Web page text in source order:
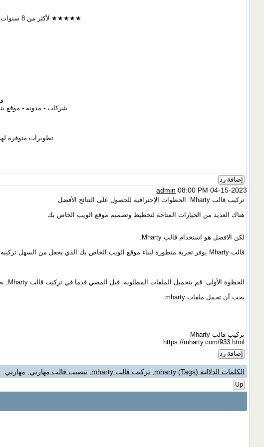
★★★★★ لأكثر من 8 سنوات، قالب مهارتي أصبح أداة لا يستغني عنها مصممو المواقع وأصحاب المشاريع الناجحة
شركات - مدونة - موقع
تطويرات متوفرة
إضافة رد
admin 08:00 PM 04-15-2023
تركيب قالب Mharty: الخطوات الإحترافية للحصول على النتائج الأفضل
هناك العديد من الخيارات المتاحة لتخطيط وتصميم موقع الويب الخاص بك
لكن الافضل هو استخدام قالب Mharty.
قالب Mharty يوفر تجربة متطورة لبناء موقع الويب الخاص بك الذي يجعل من السهل تركيبه والاستفادة منه. لكي تتمكن من الاستفادة من المزايا الكاملة لقالب Mharty, يجب عليك الإطلاع على الخطوات الإحترافية التالية للتركيب:
الخطوة الأولى: قم بتحميل الملفات المطلوبة. قبل المضي قدما في تركيب قالب Mharty, يجب عليك الحصول على الملفات المطلوبة.
يجب أن تحمل ملفات mharty
تركيب قالب Mharty
https://mharty.com/933.html
إضافة رد
الكلمات الدلالية (Tags) :
mharty تركيب قالب mharty تنصيب قالب مهارتي مهارتي
Up